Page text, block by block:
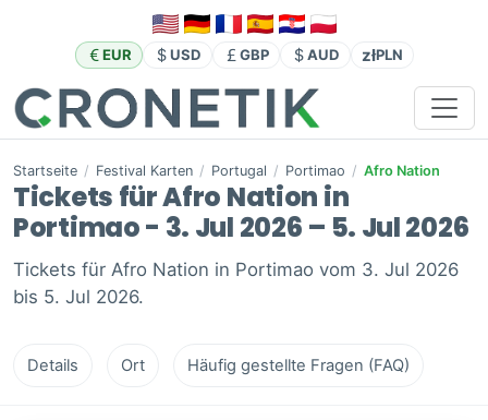
EUR USD GBP AUD złPLN
Startseite / Festival Karten / Portugal / Portimao / Afro Nation
Tickets für Afro Nation in
Portimao - 3. Jul 2026 – 5. Jul 2026
Tickets für Afro Nation in Portimao vom 3. Jul 2026
bis 5. Jul 2026.
Details Ort Häufig gestellte Fragen (FAQ)